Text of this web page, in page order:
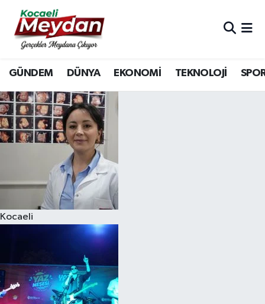
GÜNDEM DÜNYA EKONOMİ TEKNOLOJİ
Kocaeli
Nöbetçi Eczaneler
Hava Durumu
Trafik Durumu
Süper Lig Puan Durumu ve Fikstür
Tüm Manşetler
Son Dakika Haberleri
Haber Arşivi